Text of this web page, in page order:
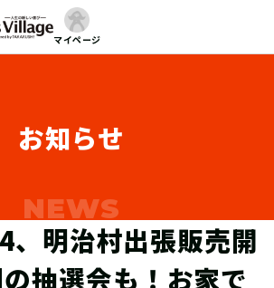
マイページ
お知らせ
、明治村出張販売開
抽選会も！お家で